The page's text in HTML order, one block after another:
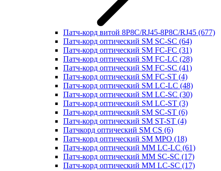
Патч-корд витой 8P8C/RJ45-8P8C/RJ45 (677)
Патч-корд оптический SM SC-SC (64)
Патч-корд оптический SM FC-FC (31)
Патч-корд оптический SM FC-LC (28)
Патч-корд оптический SM FC-SC (41)
Патч-корд оптический SM FC-ST (4)
Патч-корд оптический SM LC-LC (48)
Патч-корд оптический SM LC-SC (30)
Патч-корд оптический SM LC-ST (3)
Патч-корд оптический SM SC-ST (6)
Патч-корд оптический SM ST-ST (4)
Патчкорд оптический SM CS (6)
Патч-корд оптический SM MPO (18)
Патч-корд оптический MM LC-LC (61)
Патч-корд оптический MM SC-SC (17)
Патч-корд оптический MM LC-SC (17)